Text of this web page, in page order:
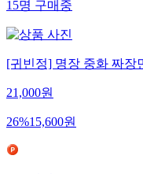
15명구매중
[귀빈정] 명장 중화 짜장
21,000원
26%15,600원